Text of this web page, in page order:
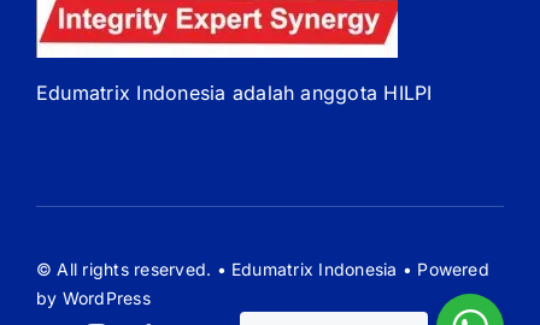
Edumatrix Indonesia adalah anggota HILPI
© All rights reserved. • Edumatrix Indonesia • Powered
by WordPress